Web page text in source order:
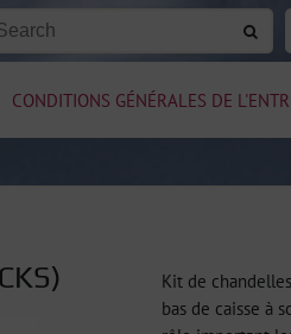
CONDITIONS GÉNÉRALES DE
Kit de
bas de caisse à